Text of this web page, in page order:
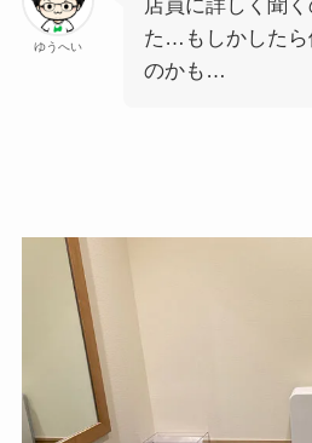
ゆうへい
店員に詳しく聞
た…もしかしたら
のかも…